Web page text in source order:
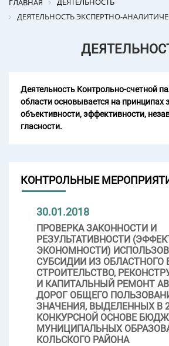
ГЛАВНАЯ
ДЕЯТЕЛЬНОСТЬ ЭКСПЕРТНО-
Деятельность Контрольно-счетной
области основывается на принципах
объективности, эффективности,
гласности.
КОНТРОЛЬНЫЕ
30.01.2018
ПРОВЕРКА ЗАКОННОСТИ И
РЕЗУЛЬТАТИВНОСТИ
ЭКОНОМНОСТИ)
СУБСИДИИ ИЗ ОБЛАСТНОГО
СТРОИТЕЛЬСТВО,
И КАПИТАЛЬНЫЙ РЕМОНТ
ДОРОГ ОБЩЕГО
ЗНАЧЕНИЯ, ВЫДЕЛЕННЫХ В
КОНКУРСНОЙ ОСНОВЕ
МУНИЦИПАЛЬНЫХ
КОЛЬСКОГО РАЙОНА